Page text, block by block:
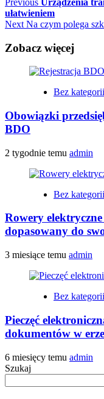
Continue
Reading
ułatwieniem
Next Na czym polega
Zobacz więcej
Bez kategorii
Obowiązki
BDO
2 tygodnie temu admin
Bez kategorii
Rowery
dopasowany do
3 miesiące temu admin
Bez kategorii
Pieczęć
dokumentów w
6 miesięcy temu admin
Szukaj